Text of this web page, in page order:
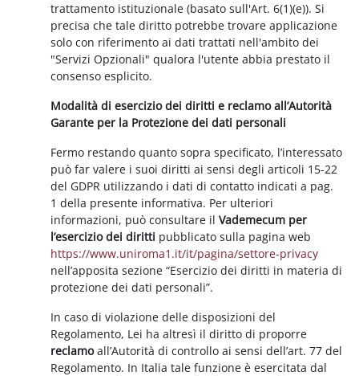
trattamento istituzionale (basato sull'Art. 6(1)(e)). Si
precisa che tale diritto potrebbe trovare applicazione
solo con riferimento ai dati trattati nell'ambito dei
"Servizi Opzionali" qualora l'utente abbia prestato il
consenso esplicito.
Modalità di esercizio dei diritti e reclamo all’Autorità
Garante per la Protezione dei dati personali
Fermo restando quanto sopra specificato, l’interessato
può far valere i suoi diritti ai sensi degli articoli 15-22
del GDPR utilizzando i dati di contatto indicati a pag.
1 della presente informativa. Per ulteriori
informazioni, può consultare ilVademecum per
l’esercizio dei diritti pubblicato sulla pagina web
https://www.uniroma1.it/it/pagina/settore-privacy
nell’apposita sezione “Esercizio dei diritti in materia di
protezione dei dati personali”.
In caso di violazione delle disposizioni del
Regolamento, Lei ha altresì il diritto di proporre
reclamoall’Autorità di controllo ai sensi dell’art. 77 del
Regolamento. In Italia tale funzione è esercitata dal